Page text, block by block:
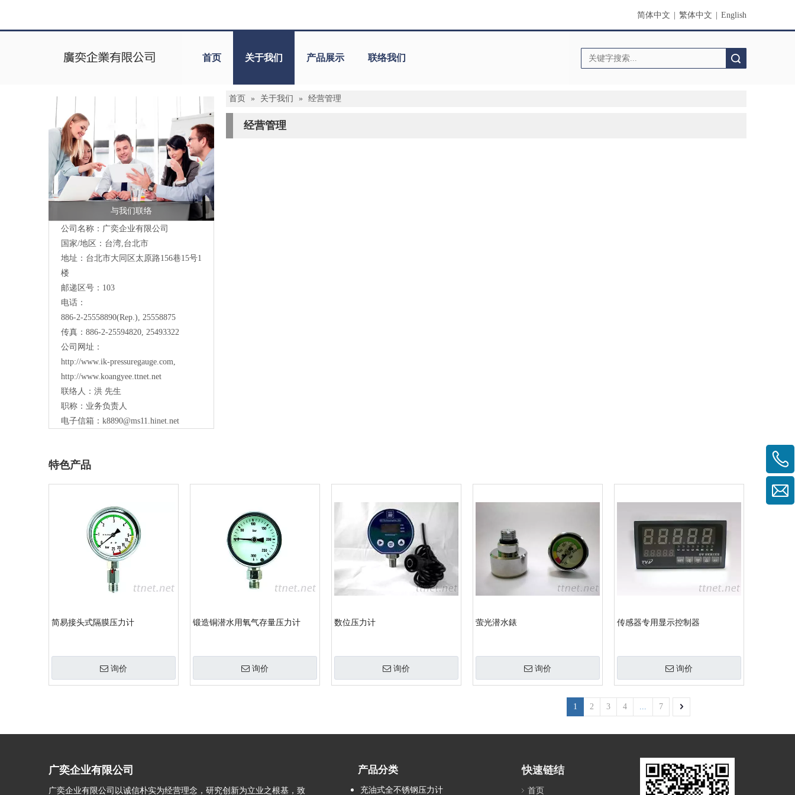
简体中文 繁体中文 English
首页 关于我们 产品展示 联络我们
与我们联络
公司名称：广奕企业有限公司
国家/地区：台湾,台北市
地址：台北市大同区太原路156巷15号1
楼
邮递区号：103
电话：
886-2-25558890(Rep.), 25558875
传真：886-2-25594820, 25493322
公司网址：
http://www.ik-pressuregauge.com,
http://www.koangyee.ttnet.net
联络人：洪 先生
职称：业务负责人
电子信箱： k8890@ms11.hinet.net
首页 » 关于我们 » 经营管理
经营管理
特色产品
简易接头式隔膜压力计
询价
锻造铜潜水用氧气存量压力计
询价
数位压力计
询价
萤光潜水錶
询价
传感器专用显示控制器
询价
1 2 3 4 ... 7
广奕企业有限公司
广奕企业有限公司以诚信朴实为经营理念，研究创新为立业之根基，致
产品分类
充油式全不锈钢压力计
快速链结
首页